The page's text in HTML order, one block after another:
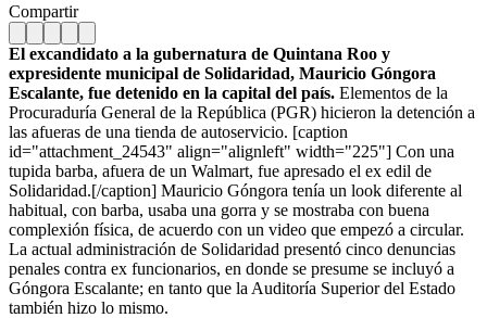
Compartir
El excandidato a la gubernatura de Quintana Roo y
expresidente municipal de Solidaridad, Mauricio Góngora
Escalante, fue detenido en la capital del país. Elementos de la
Procuraduría General de la República (PGR) hicieron la detención a
las afueras de una tienda de autoservicio. [caption
id="attachment_24543" align="alignleft" width="225"] Con una
tupida barba, afuera de un Walmart, fue apresado el ex edil de
Solidaridad.[/caption] Mauricio Góngora tenía un look diferente al
habitual, con barba, usaba una gorra y se mostraba con buena
complexión física, de acuerdo con un video que empezó a circular.
La actual administración de Solidaridad presentó cinco denuncias
penales contra ex funcionarios, en donde se presume se incluyó a
Góngora Escalante; en tanto que la Auditoría Superior del Estado
también hizo lo mismo.